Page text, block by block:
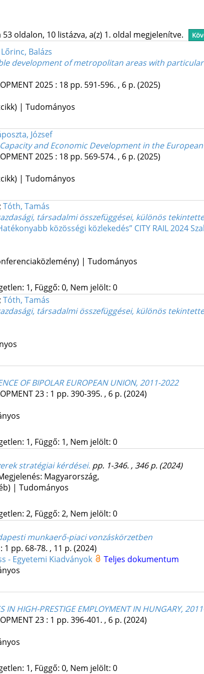
53 oldalon, 10 listázva, a(z) 1. oldal megjelenítve.
Lőrinc, Balázs
development of metropolitan areas with
2025: 18 pp. 591-596. , 6 p. (2025)
| Tudományos
József
and Economic Development in the
2025: 18 pp. 569-574. , 6 p. (2025)
| Tudományos
Tóth, Tamás
társadalmi összefüggései, különös
közösségi közlekedés” CITY RAIL 2024
| Tudományos
1, Függő: 0, Nem jelölt: 0
Tóth, Tamás
társadalmi összefüggései, különös
OF BIPOLAR EUROPEAN UNION, 2011-2022
23: 1 pp. 390-395. , 6 p. (2024)
1, Függő: 1, Nem jelölt: 0
stratégiai kérdései. pp. 1-346. , 346 p. (2024)
Magyarország,
| Tudományos
2, Függő: 2, Nem jelölt: 0
munkaerő-piaci vonzáskörzetben
: 1 pp. 68-78. , 11 p. (2024)
- Egyetemi Kiadványok
Teljes dokumentum
IN HIGH-PRESTIGE EMPLOYMENT IN HUNGARY,
23: 1 pp. 396-401. , 6 p. (2024)
1, Függő: 0, Nem jelölt: 0